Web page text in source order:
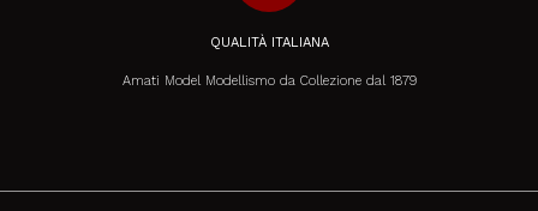
QUALITÀ ITALIANA
Amati Model Modellismo da Collezione dal 1879